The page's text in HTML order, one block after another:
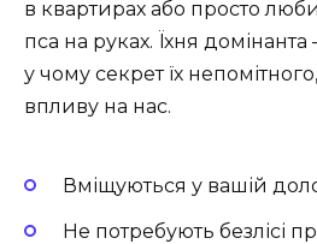
в квартирах або просто
пса на руках. Їхня
у чому секрет їх
впливу на нас.
Вміщуються у вашій
Не потребують безлісі